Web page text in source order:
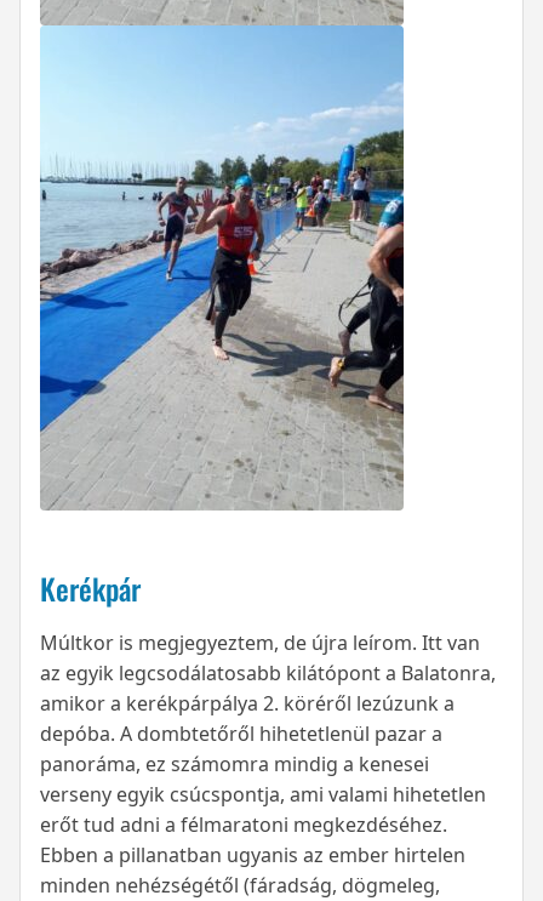
Kerékpár
Múltkor is megjegyeztem, de újra leírom. Itt van
az egyik legcsodálatosabb kilátópont a Balatonra,
amikor a kerékpárpálya 2. köréről lezúzunk a
depóba. A dombtetőről hihetetlenül pazar a
panoráma, ez számomra mindig a kenesei
verseny egyik csúcspontja, ami valami hihetetlen
erőt tud adni a félmaratoni megkezdéséhez.
Ebben a pillanatban ugyanis az ember hirtelen
minden nehézségétől (fáradság, dögmeleg,